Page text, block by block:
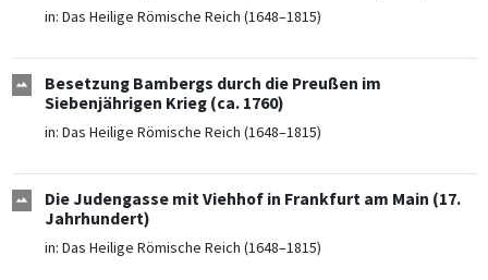
in: Das Heilige Römische Reich (1648–1815)
Besetzung Bambergs durch die Preußen im
Siebenjährigen Krieg (ca. 1760)
in: Das Heilige Römische Reich (1648–1815)
Die Judengasse mit Viehhof in Frankfurt am Main (17.
Jahrhundert)
in: Das Heilige Römische Reich (1648–1815)